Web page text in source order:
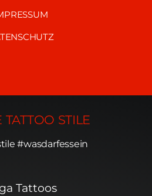
TATTOO STILE
#wasdarfessein
Tattoos